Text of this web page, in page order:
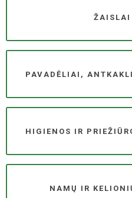
ŽAISLAI
PAVADĖLIAI,
HIGIENOS IR
NAMŲ IR